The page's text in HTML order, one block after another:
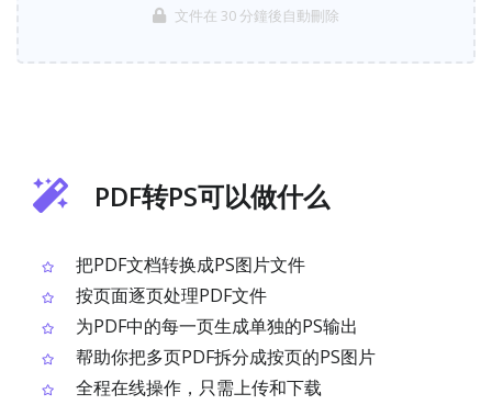
文件在 30 分鐘後自動刪除
PDF转PS可以做什么
把PDF文档转换成PS图片文件
按页面逐页处理PDF文件
为PDF中的每一页生成单独的PS输出
帮助你把多页PDF拆分成按页的PS图片
全程在线操作，只需上传和下载